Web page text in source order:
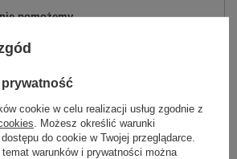
pomożemy.
w 30°C
BI-12-1197.98
prywatność
cookie w celu realizacji usług zgodnie z
. Możesz określić warunki
do cookie w Twojej przeglądarce.
warunków i prywatności można